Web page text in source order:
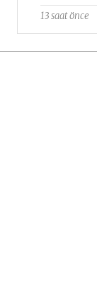
13 saat önce